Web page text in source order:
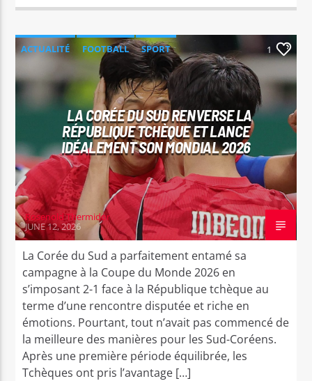
ACTUALITÉ FOOTBALL SPORT 1
LA CORÉE DU SUD RENVERSE LA
RÉPUBLIQUE TCHÈQUE ET LANCE
IDÉALEMENT SON MONDIAL 2026
Rosenold Thermidor
JUNE 12, 2026
La Corée du Sud a parfaitement entamé sa
campagne à la Coupe du Monde 2026 en
s’imposant 2-1 face à la République tchèque au
terme d’une rencontre disputée et riche en
émotions. Pourtant, tout n’avait pas commencé de
la meilleure des manières pour les Sud-Coréens.
Après une première période équilibrée, les
Tchèques ont pris l’avantage […]